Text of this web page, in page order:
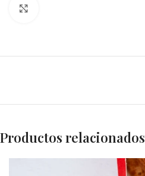
Productos relacionados